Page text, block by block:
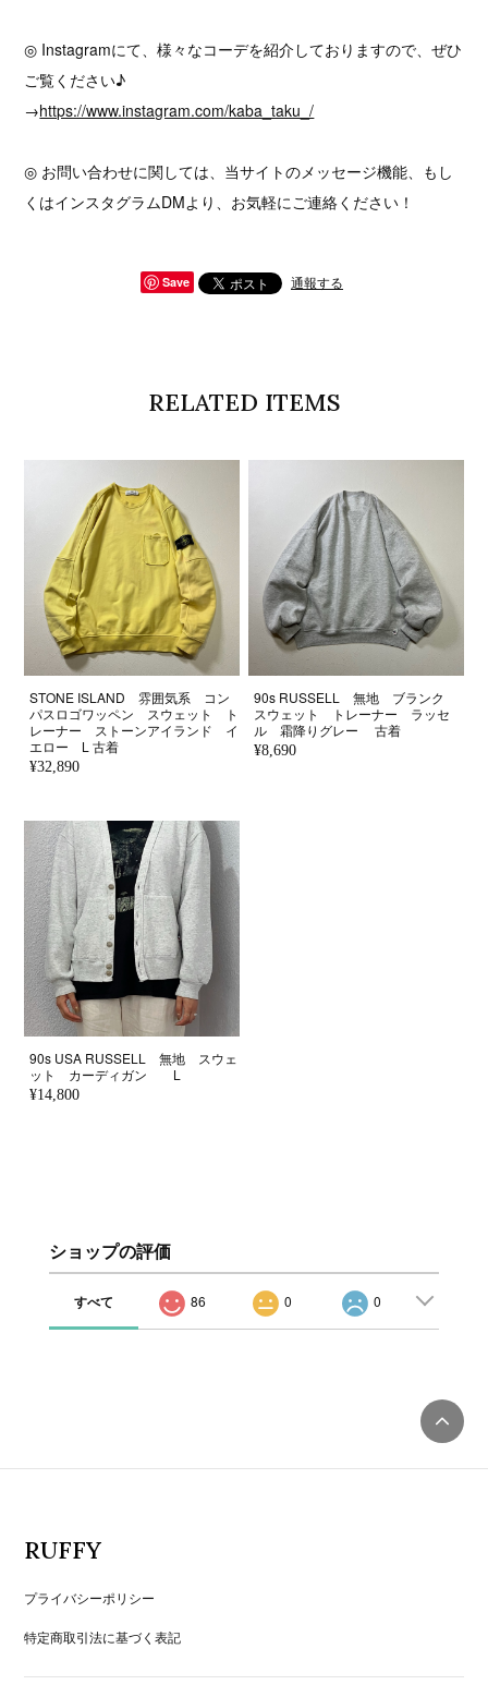
◎ Instagramにて、様々なコーデを紹介しておりますので、ぜひ
ご覧ください♪
→https://www.instagram.com/kaba_taku_/
◎ お問い合わせに関しては、当サイトのメッセージ機能、もし
くはインスタグラムDMより、お気軽にご連絡ください！
Save 通報する
RELATED ITEMS
STONE ISLAND 雰囲気系 コン
パスロゴワッペン スウェット ト
レーナー ストーンアイランド イ
エロー L 古着
¥32,890
90s RUSSELL 無地 ブランク
スウェット トレーナー ラッセ
ル 霜降りグレー 古着
¥8,690
90s USA RUSSELL 無地 スウェ
ット カーディガン L
¥14,800
ショップの評価
すべて 86 0 0
RUFFY
プライバシーポリシー
特定商取引法に基づく表記